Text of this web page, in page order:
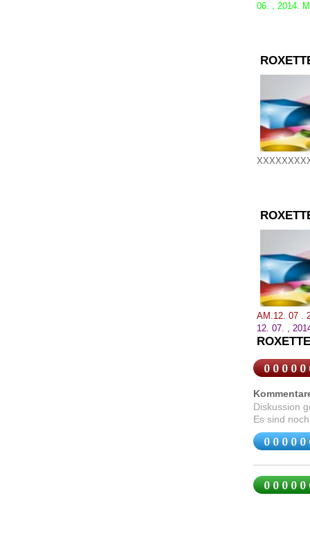
06. , 2014.
AM.12. 07 .
12. 07. ,
Diskussion
Es sind